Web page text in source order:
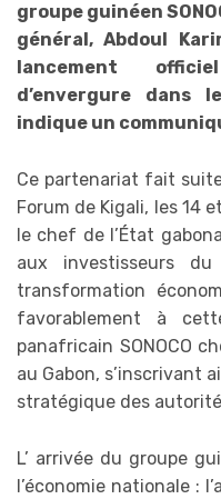
groupe guinéen
général, Abdoul
lancement
d’envergure dans
indique un
Ce partenariat fait
Forum de Kigali, les 14
le chef de l’État
aux investisseurs
transformation
favorablement à
panafricain SONOCO
au Gabon, s’inscrivant
stratégique des
L’ arrivée du groupe
l’économie nationale :